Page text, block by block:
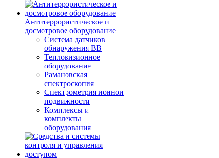
Антитеррористическое и
досмотровое оборудование
Cистема датчиков
обнаружения ВВ
Тепловизионное
оборудование
Рамановская
спектроскопия
Спектрометрия ионной
подвижности
Комплексы и
комплекты
оборудования